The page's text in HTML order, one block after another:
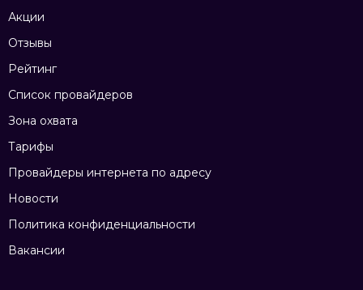
Акции
Отзывы
Рейтинг
Список провайдеров
Зона охвата
Тарифы
Провайдеры интернета по адресу
Новости
Политика конфиденциальности
Вакансии